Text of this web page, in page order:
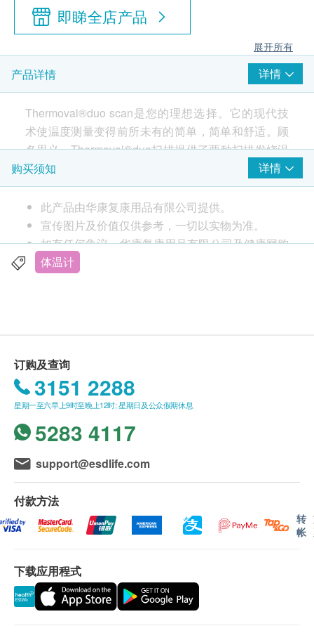
即睇全店产品
展开所有
产品详情 详情
Thermoval®duo scan是您的理想选择。它的现代技
术使温度测量变得前所未有的简单，简单和舒适。顾
名思义，Thermoval®duo扫描提供了两种扫描发烧温
度的方法-在额头和太阳穴或耳朵的听觉通道中进行测
量。只需沿其太阳穴轻轻移动Thermoval®duo扫描
仪，即可在不影响宝宝睡眠的情况下测量其体温。只
需几秒钟即可完成一次耳朵测量，消除了读取孩子的
体温的恐惧。但是，Thermoval®duo扫描的范围不仅
限于孩子。 Thermoval®duo扫描还适合成年人，他们
发现传统的温度测量方法（口腔，直肠和腋窝）不舒
快速红外测量。
存储最后的测量值。
易于使用。
符合人体工程学的设计，配有大型照明显示屏。
带有实用的储物盒和酒精清洁棉签。
购买须知 详情
此产品由华康复康用品有限公司提供。
宣传图片及价值仅供参考，一切以实物为准。
如有任何争议，华康复康用品有限公司及健康网购
health.ESDlife保留最终决议权。
(但车辆不能直达的地区，需视附情况收取附加
费。)
没有升降机之楼层，将收取上楼送货费，费用为每
层$30。
偏远地区如离岛、马湾、愉景湾、大屿山及东涌等
地区，将额外收取$200送货费, 但车辆不能直达的
地区，再需视乎情况收取附加费。
账单总额未满HK$800 需附加HK$80运费。
订单确认后将于 4 个工作天内营康荟会联络安排发
货。
讯号悬挂或黑色暴雨警告生效时，送货服务时间将
会延迟。农历初一、初二及初三均会休息(不提供
送货)，敬请留意。
体温计
订购及查询
3151 2288
星期一至六早上9时至晚上12时; 星期日及公众假期休息
5283 4117
support@esdlife.com
付款方法
转
帐
下载应用程式